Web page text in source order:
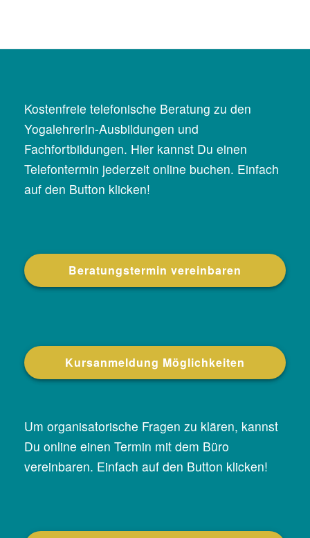
Kostenfreie telefonische Beratung zu den
YogalehrerIn-Ausbildungen und
Fachfortbildungen. Hier kannst Du einen
Telefontermin jederzeit online buchen. Einfach
auf den Button klicken!
Beratungstermin vereinbaren
Kursanmeldung Möglichkeiten
Um organisatorische Fragen zu klären, kannst
Du online einen Termin mit dem Büro
vereinbaren. Einfach auf den Button klicken!